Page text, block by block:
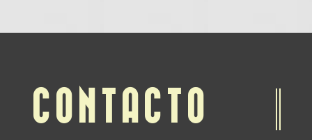
CONTACTO